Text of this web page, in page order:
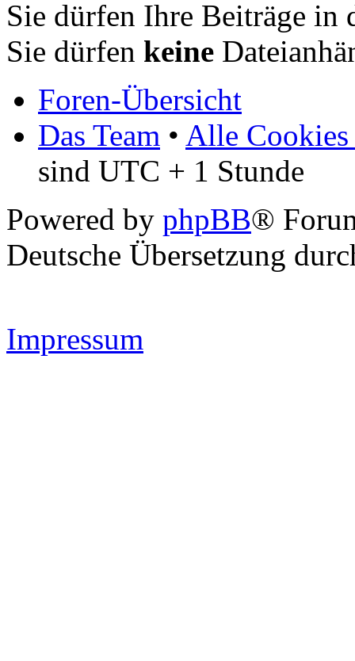
Sie dürfen Ihre Beiträge in
Sie dürfen keine
Foren-Übersicht
Das Team • Alle Cookies
sind UTC + 1 Stunde
Powered by phpBB®
Deutsche Übersetzung
Impressum